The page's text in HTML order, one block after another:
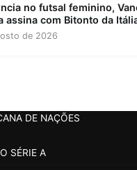
no futsal feminino,
assina com Bitonto da
de 2026
DE NAÇÕES
SÉRIE A